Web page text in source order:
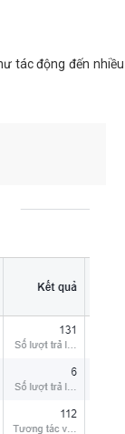
tác động đến nhiều